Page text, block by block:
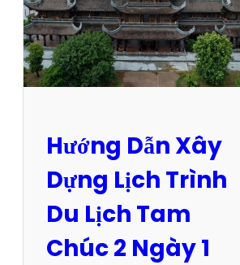
Hướng Dẫn Xây
Dựng Lịch Trình
Du Lịch Tam
Chúc 2 Ngày 1